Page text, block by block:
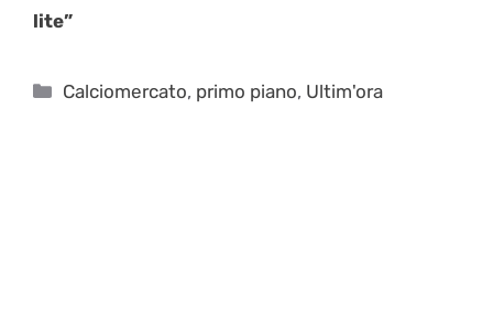
lite”
Categorie
Calciomercato, primo piano, Ultim'ora